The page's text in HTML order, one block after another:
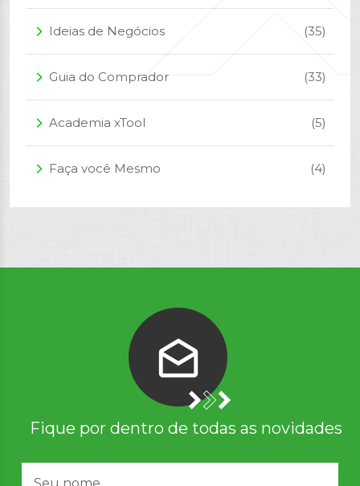
arrow_forward_ios Ideias de Negócios (35)
arrow_forward_ios Guia do Comprador (33)
arrow_forward_ios Academia xTool (5)
arrow_forward_ios Faça você Mesmo (4)
Fique por dentro de todas as novidades